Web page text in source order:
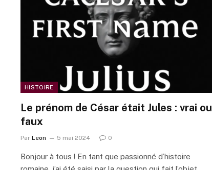
HISTOIRE
Le prénom de César était Jules : vrai ou
faux
Par Leon 5 mai 2024 0
Bonjour à tous ! En tant que passionné d’histoire